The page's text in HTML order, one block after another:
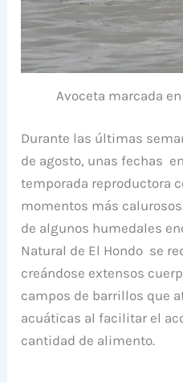
Avoceta marcada
Durante las últimas
de agosto, unas fechas
temporada reproductora
momentos más
de algunos humedales
Natural de El Hondo se
creándose extensos
campos de barrillos que
acuáticas al facilitar el
cantidad de alimento.